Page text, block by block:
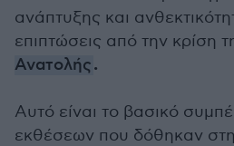
ανάπτυξης και
επιπτώσεις από την κρίση
Ανατολής.
Αυτό είναι το βασικό
εκθέσεων που δόθηκαν στη